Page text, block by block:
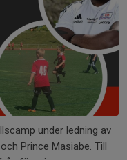
under ledning av
Prince Masiabe. Till